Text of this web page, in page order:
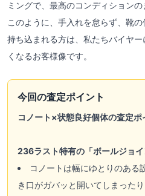
ミングで、最高のコンディションの
このように、手入れを怠らず、靴
持ち込まれる方は、私たちバイヤ
くなるお客様像です。
今回の査定ポイント
コノート×状態良好個体の査定ポ
236ラスト特有の「ボールジョイ
コノートは幅にゆとりのある
き口がガバッと開いてしまった